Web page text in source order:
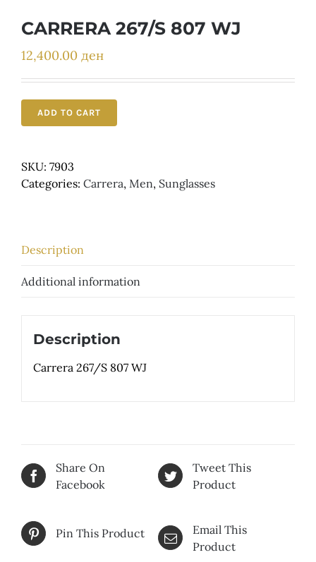
CARRERA 267/S 807 WJ
12,400.00 ден
ADD TO CART
SKU: 7903
Categories: Carrera, Men, Sunglasses
Description
Additional information
Description
Carrera 267/S 807 WJ
Share On
Facebook
Tweet This
Product
Pin This Product
Email This
Product